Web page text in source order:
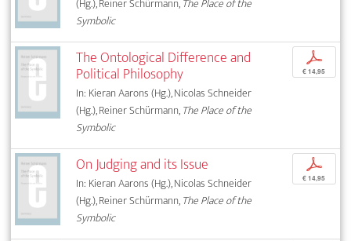
Symbolic
The Ontological Difference and
Political Philosophy
In: Kieran Aarons (Hg.), Nicolas Schneider
(Hg.), Reiner Schürmann,The Place of the
Symbolic
p
€ 14,95
On Judging and its Issue
In: Kieran Aarons (Hg.), Nicolas Schneider
(Hg.), Reiner Schürmann,The Place of the
Symbolic
p
€ 14,95